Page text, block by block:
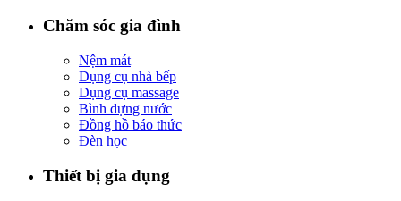
Chăm sóc gia đình
Nệm mát
Dụng cụ nhà bếp
Dụng cụ massage
Bình đựng nước
Đồng hồ báo thức
Đèn học
Thiết bị gia dụng